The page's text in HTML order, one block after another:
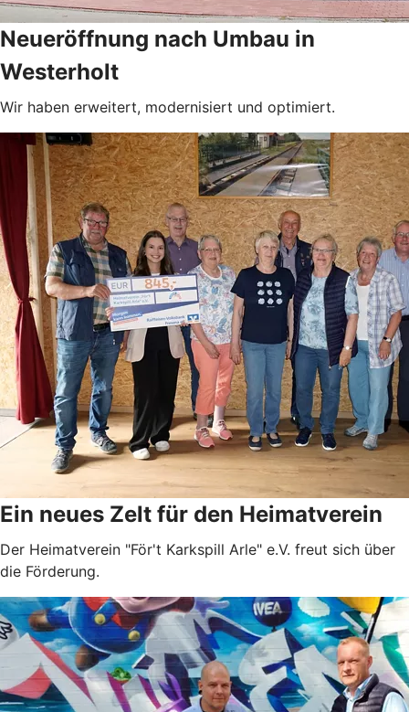
Neueröffnung nach Umbau in
Westerholt
Wir haben erweitert, modernisiert und optimiert.
Ein neues Zelt für den Heimatverein
Der Heimatverein "För't Karkspill Arle" e.V. freut sich über
die Förderung.